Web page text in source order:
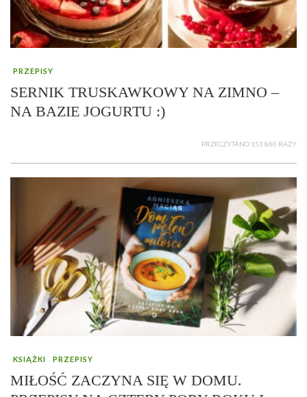
PRZEPISY
SERNIK TRUSKAWKOWY NA ZIMNO –
NA BAZIE JOGURTU :)
PRZECZYTANO 153 860 RAZY
KSIĄŻKI PRZEPISY
MIŁOŚĆ ZACZYNA SIĘ W DOMU.